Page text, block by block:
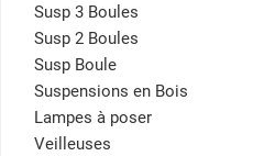
Susp 3 Boules
Susp 2 Boules
Susp Boule
Suspensions en Bois
Lampes à poser
Veilleuses